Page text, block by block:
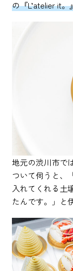
の『L’atelier it
地元の渋川市で
ついて伺うと、
入れてくれる土
たんです。」と